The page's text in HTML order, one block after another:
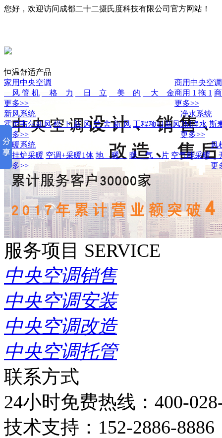
您好，欢迎访问成都二十二摄氏度科技有限公司官方网站！
恒温舒适产品
家用中央空调
风 管 机
格 力 日 立 美 的
大 金
更多>>
商用中央空调
商用 1 拖 1
更多>>
新风系统
霍尼韦尔新风 松 下 新 风 兰 舍 新 风 工程项目新风
更多>>
净水系统
3M净水 斯
更多>>
采暖系统
壁挂炉采暖 空调+采暖1体 地 暖 暖 气 片 空气能采暖
更多>>
风
更
服务项目 SERVICE
中央空调销售
中央空调安装
中央空调改造
中央空调托管
联系方式
24小时免费热线： 400-
技术支持： 152-2886-8886